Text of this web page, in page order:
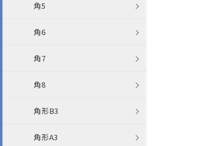
その他
レーザー
インクジェット
抗菌・抗ウイルス
ポリ封筒
パステルカラー封筒
エコ封筒
角8（給料袋）・窓封筒
角形B3封筒
角形A3封筒
保存袋・角底
マルタック
角0保存袋
ECバッグ（eコマースバッグ）
洋長3封筒
角5
角6
角7
角8
角形B3
角形A3